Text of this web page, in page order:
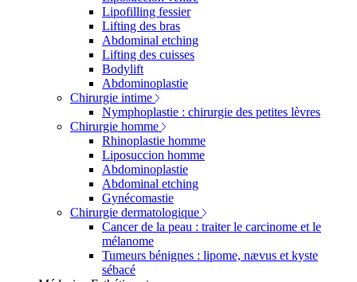
Lipofilling fessier
Lifting des bras
Abdominal etching
Lifting des cuisses
Bodylift
Abdominoplastie
Chirurgie intime
Nymphoplastie : chirurgie des petites lèvres
Chirurgie homme
Rhinoplastie homme
Liposuccion homme
Abdominoplastie
Abdominal etching
Gynécomastie
Chirurgie dermatologique
Cancer de la peau : traiter le carcinome et le
mélanome
Tumeurs bénignes : lipome, nævus et kyste
sébacé